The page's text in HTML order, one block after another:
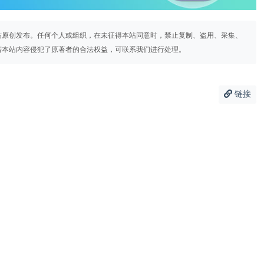
创发布。任何个人或组织，在未征得本站同意时，禁止复制、盗用、采集、
站内容侵犯了原著者的合法权益，可联系我们进行处理。
链接